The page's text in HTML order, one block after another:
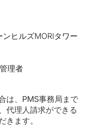
ヒルズMORIタワー
理者
は、PMS事務局まで
代理人請求ができる
きます。